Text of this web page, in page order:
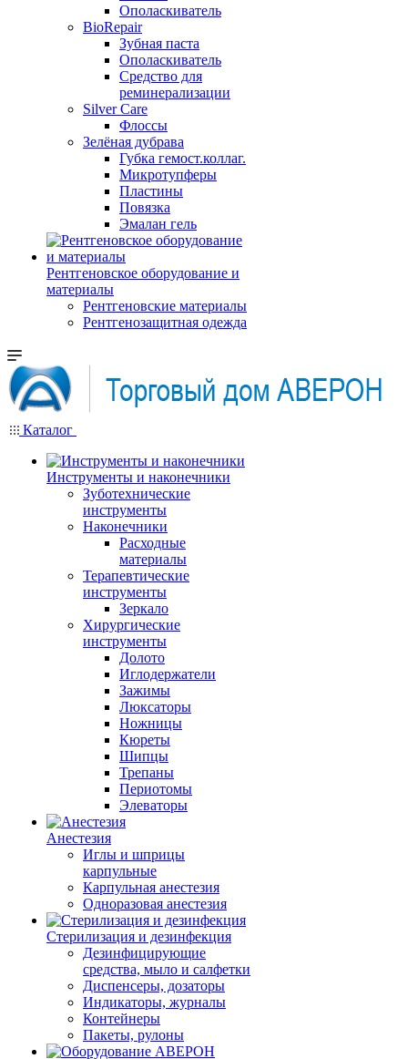
Ополаскиватель
BioRepair
Зубная паста
Ополаскиватель
Средство для
реминерализации
Silver Care
Флоссы
Зелёная дубрава
Губка гемост.коллаг.
Микротупферы
Пластины
Повязка
Эмалан гель
Рентгеновское оборудование и
материалы
Рентгеновские материалы
Рентгенозащитная одежда
Каталог
Инструменты и наконечники
Зуботехнические
инструменты
Наконечники
Расходные
материалы
Терапевтические
инструменты
Зеркало
Хирургические
инструменты
Долото
Иглодержатели
Зажимы
Люксаторы
Ножницы
Кюреты
Шипцы
Трепаны
Периотомы
Элеваторы
Анестезия
Иглы и шприцы
карпульные
Карпульная анестезия
Одноразовая анестезия
Стерилизация и дезинфекция
Дезинфицирующие
средства, мыло и салфетки
Диспенсеры, дозаторы
Индикаторы, журналы
Контейнеры
Пакеты, рулоны